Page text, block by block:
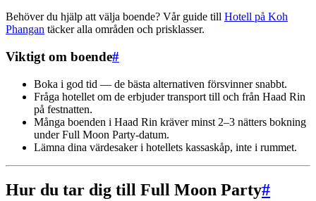
Behöver du hjälp att välja boende? Vår guide till Hotell på Koh
Phangan täcker alla områden och prisklasser.
Viktigt om boende#
Boka i god tid — de bästa alternativen försvinner snabbt.
Fråga hotellet om de erbjuder transport till och från Haad Rin
på festnatten.
Många boenden i Haad Rin kräver minst 2–3 nätters bokning
under Full Moon Party-datum.
Lämna dina värdesaker i hotellets kassaskåp, inte i rummet.
Hur du tar dig till Full Moon Party#